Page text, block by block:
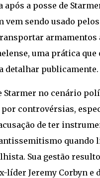
após a posse de
vem sendo usado
armamentos
uma prática que
detalhar publicamente.
Starmer no cenário
por controvérsias,
de ter
quando
Sua gestão
líder Jeremy Corbyn e